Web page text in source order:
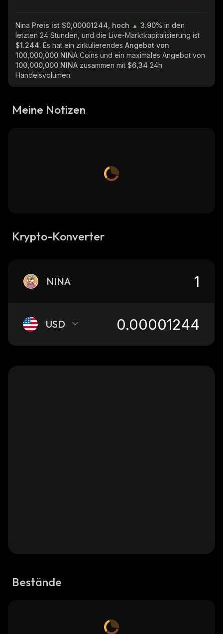
Nina Preis ist $0,00001244, hoch 3.90% in den
letzten 24 Stunden, und die Live-Marktkapitalisierung ist
$1.244. Es hat ein zirkulierendes Angebot von
100,000,000 NINA Coins und ein maximales Angebot von
100,000,000 NINA zusammen mit $6,34 24h
Handelsvolumen.
Meine Notizen
Krypto-Konverter
NINA
USD
Bestände